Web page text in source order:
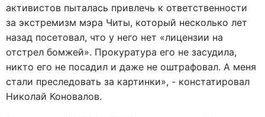
активистов пыталась привлечь к ответственности
за экстремизм мэра Читы, который несколько лет
назад посетовал, что у него нет «лицензии на
отстрел бомжей». Прокуратура его не засудила,
никто его не посадил и даже не оштрафовал. А меня
стали преследовать за картинки», - констатировал
Николай Коновалов.